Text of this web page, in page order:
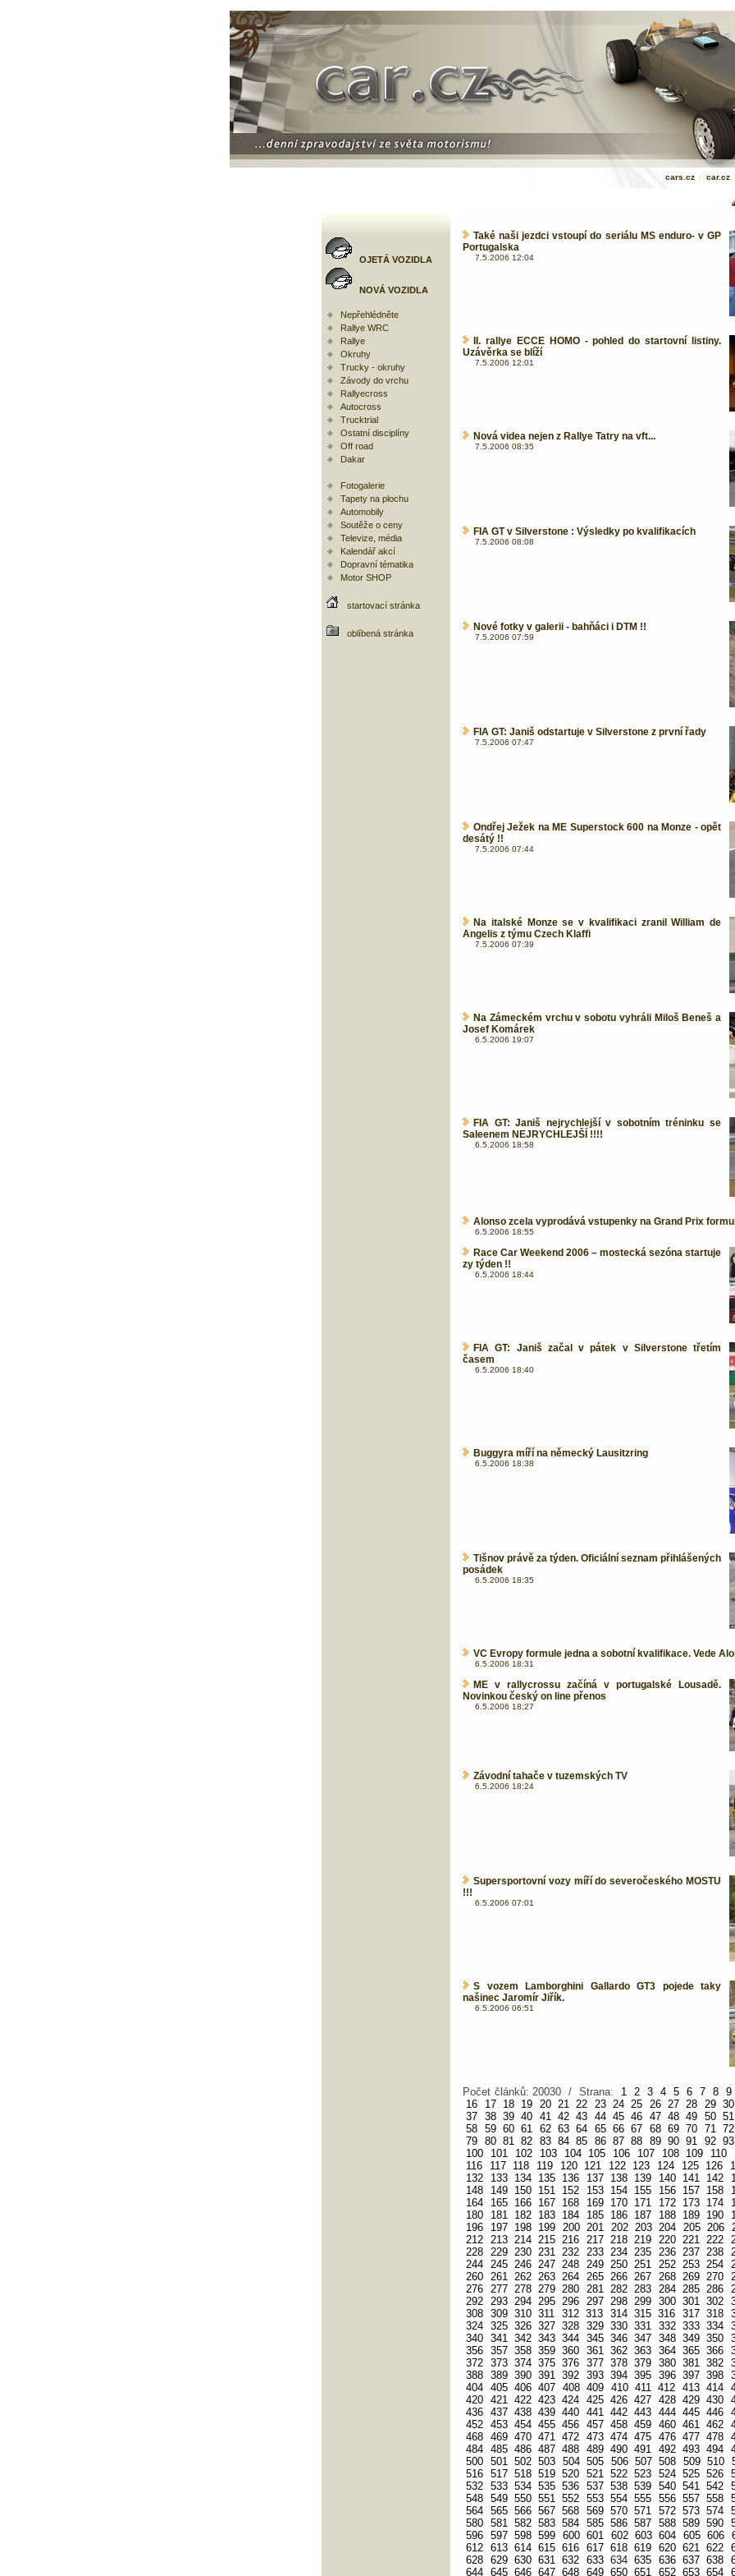
cars.cz | car.cz
OJETÁ VOZIDLA
NOVÁ VOZIDLA
Nepřehlédněte
Rallye WRC
Rallye
Okruhy
Trucky - okruhy
Závody do vrchu
Rallyecross
Autocross
Trucktrial
Ostatní disciplíny
Off road
Dakar
Fotogalerie
Tapety na plochu
Automobily
Soutěže o ceny
Televize, média
Kalendář akcí
Dopravní tématika
Motor SHOP
startovací stránka
oblíbená stránka
Také naši jezdci vstoupí do seriálu MS enduro- v GP
Portugalska
7.5.2006 12:04
II. rallye ECCE HOMO - pohled do startovní listiny.
Uzávěrka se blíží
7.5.2006 12:01
Nová videa nejen z Rallye Tatry na vft...
7.5.2006 08:35
FIA GT v Silverstone : Výsledky po kvalifikacích
7.5.2006 08:08
Nové fotky v galerii - bahňáci i DTM !!
7.5.2006 07:59
FIA GT: Janiš odstartuje v Silverstone z první řady
7.5.2006 07:47
Ondřej Ježek na ME Superstock 600 na Monze - opět
desátý !!
7.5.2006 07:44
Na italské Monze se v kvalifikaci zranil William de
Angelis z týmu Czech Klaffi
7.5.2006 07:39
Na Zámeckém vrchu v sobotu vyhráli Miloš Beneš a
Josef Komárek
6.5.2006 19:07
FIA GT: Janiš nejrychlejší v sobotním tréninku se
Saleenem NEJRYCHLEJŠÍ !!!!
6.5.2006 18:58
Alonso zcela vyprodává vstupenky na Grand Prix
6.5.2006 18:55
Race Car Weekend 2006 – mostecká sezóna startuje
zy týden !!
6.5.2006 18:44
FIA GT: Janiš začal v pátek v Silverstone třetím
časem
6.5.2006 18:40
Buggyra míří na německý Lausitzring
6.5.2006 18:38
Tišnov právě za týden. Oficiální seznam přihlášených
posádek
6.5.2006 18:35
VC Evropy formule jedna a sobotní kvalifikace. Vede
6.5.2006 18:31
ME v rallycrossu začíná v portugalské Lousadě.
Novinkou český on line přenos
6.5.2006 18:27
Závodní tahače v tuzemských TV
6.5.2006 18:24
Supersportovní vozy míří do severočeského MOSTU
!!!
6.5.2006 07:01
S vozem Lamborghini Gallardo GT3 pojede taky
našinec Jaromír Jiřík.
6.5.2006 06:51
Počet článků: 20030 / Strana: 1 2 3 4 5 6 7 8 9
16
17 18 19 20 21 22 23 24 25 26 27 28 29 30
37 38 39 40 41 42 43 44 45 46 47 48 49 50 51
58 59 60 61 62 63 64 65 66 67 68 69 70 71 72
79 80 81 82 83 84 85 86 87 88 89 90 91 92 93
100
101 102 103 104 105 106 107 108 109 110
116
117 118 119 120 121 122 123 124 125 126
132
133 134 135 136 137 138 139 140 141 142
148
149 150 151 152 153 154 155 156 157 158
164
165 166 167 168 169 170 171 172 173 174
180
181 182 183 184 185 186 187 188 189 190
196
197 198 199 200 201 202 203 204 205 206
212 213 214 215 216 217 218 219 220 221 222
228 229 230 231 232 233 234 235 236 237 238
244 245 246 247 248 249 250 251 252 253 254
260 261 262 263 264 265 266 267 268 269 270
276 277 278 279 280 281 282 283 284 285 286
292 293 294 295 296 297 298 299 300 301 302
308 309 310 311 312 313 314 315 316 317 318
324 325 326 327 328 329 330 331 332 333 334
340 341 342 343 344 345 346 347 348 349 350
356 357 358 359 360 361 362 363 364 365 366
372 373 374 375 376 377 378 379 380 381 382
388 389 390 391 392 393 394 395 396 397 398
404 405 406 407 408 409 410 411 412 413 414
420 421 422 423 424 425 426 427 428 429 430
436 437 438 439 440 441 442 443 444 445 446
452 453 454 455 456 457 458 459 460 461 462
468 469 470 471 472 473 474 475 476 477 478
484 485 486 487 488 489 490 491 492 493 494
500 501 502 503 504 505 506 507 508 509 510
516 517 518 519 520 521 522 523 524 525 526
532 533 534 535 536 537 538 539 540 541 542
548 549 550 551 552 553 554 555 556 557 558
564 565 566 567 568 569 570 571 572 573 574
580 581 582 583 584 585 586 587 588 589 590
596 597 598 599 600 601 602 603 604 605 606
612 613 614 615 616 617 618 619 620 621 622
628 629 630 631 632 633 634 635 636 637 638
644 645 646 647 648 649 650 651 652 653 654